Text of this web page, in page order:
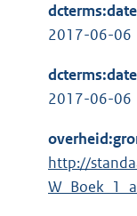
dcterms:date
2017-06-06
dcterms:date
2017-06-06
http://